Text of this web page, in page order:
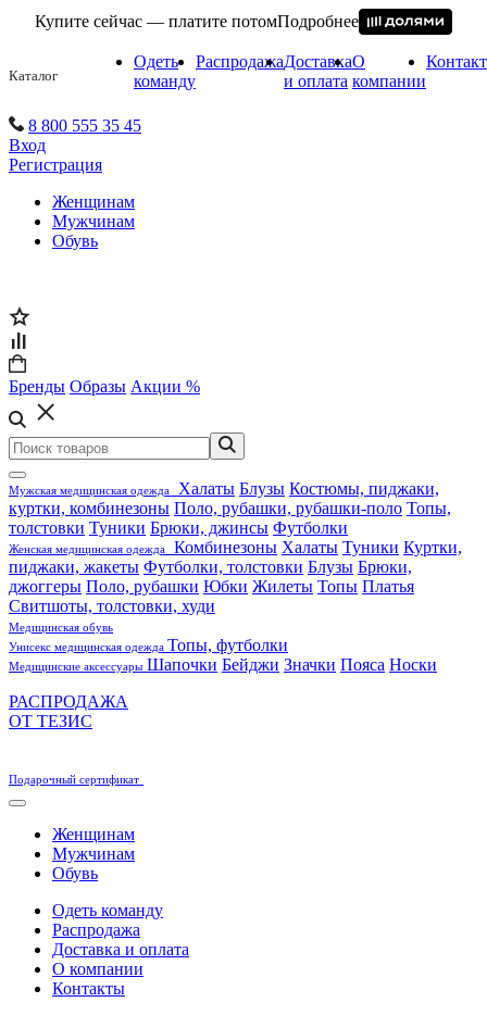
Купите сейчас — платите потомПодробнее
Каталог
Одеть
команду
РаспродажаДоставка
и оплата
О
компании
8 800 555 35 45
Вход
Регистрация
Женщинам
Мужчинам
Обувь
Бренды Образы Акции %
Мужская медицинская одежда Халаты Блузы Костюмы, пиджаки,
куртки, комбинезоны Поло, рубашки, рубашки-поло Топы,
толстовки Туники Брюки, джинсы Футболки
Женская медицинская одежда Комбинезоны Халаты Туники Куртки,
пиджаки, жакеты Футболки, толстовки Блузы Брюки,
джоггеры Поло, рубашки Юбки Жилеты Топы Платья
Свитшоты, толстовки, худи
Медицинская обувь
Унисекс медицинская одежда Топы, футболки
Медицинские аксессуары Шапочки Бейджи Значки Пояса Носки
РАСПРОДАЖА
ОТ ТЕЗИС
Подарочный сертификат
Женщинам
Мужчинам
Обувь
Одеть команду
Распродажа
Доставка и оплата
О компании
Контакты